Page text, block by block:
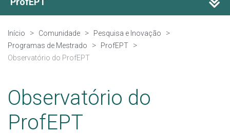
Processo Seletivo
Docentes
Início Comunidade
Pesquisa e Inovação
Programas de Mestrado
ProfEPT
Observatório do ProfEPT
Observatório do
ProfEPT